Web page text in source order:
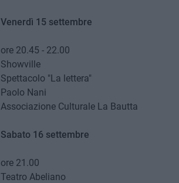
Venerdì 15 settembre
ore 20.45 - 22.00
Showville
Spettacolo "La lettera"
Paolo Nani
Associazione Culturale La Bautta
Sabato 16 settembre
ore 21.00
Teatro Abeliano